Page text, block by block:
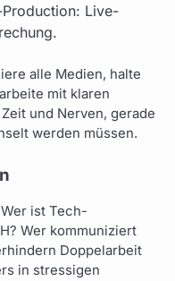
Live-
alle Medien, halte
mit klaren
und Nerven, gerade
werden müssen.
ist Tech-
Wer kommuniziert
Doppelarbeit
in stressigen